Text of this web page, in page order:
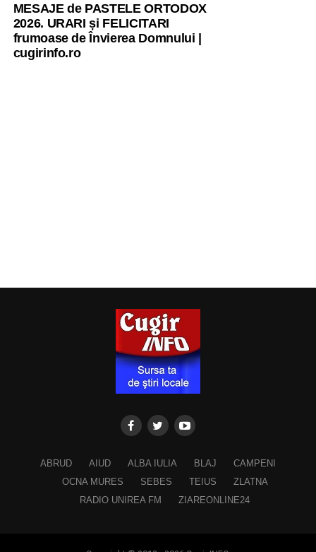
MESAJE de PASTELE ORTODOX
2026. URARI și FELICITARI
frumoase de Învierea Domnului |
cugirinfo.ro
ABRUD AIUD ALBA IULIA BLAJ
CAMPENI
OCNA MURES
SEBES TEIUS
ZLATNA
RADIO UNIREA FM
ZIAREONLINE24